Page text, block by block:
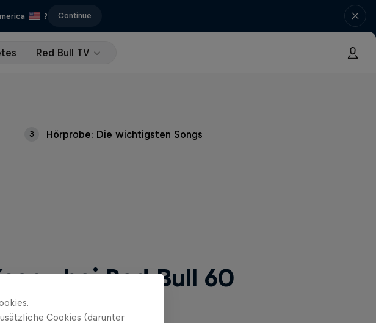
? Continue
Red Bull TV
3 Hörprobe: Die wichtigsten Songs
bei Red Bull 60
Cookies (darunter